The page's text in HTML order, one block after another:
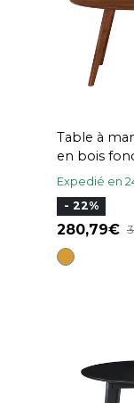
Table à
en bois
Expedié en
- 22%
280,79